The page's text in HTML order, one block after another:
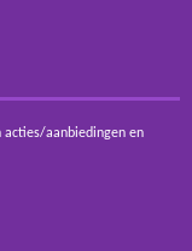
acties/aanbiedingen en